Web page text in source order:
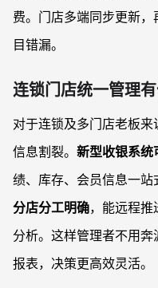
费。门店多端同步更新
目错漏。
连锁门店统一管理有
对于连锁及多门店老板
信息割裂。 新型收银系统
绩、库存、会员信息一站
分店分工明确，能远程推
分析。这样管理者不用
报表，决策更高效灵活。